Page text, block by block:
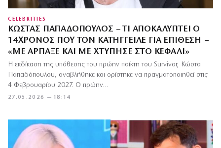
CELEBRITIES
ΚΏΣΤΑΣ ΠΑΠΑΔΌΠΟΥΛΟΣ – ΤΙ ΑΠΟΚΑΛΎΠΤΕΙ Ο
14ΧΡΟΝΟΣ ΠΟΥ ΤΟΝ ΚΑΤΉΓΓΕΙΛΕ ΓΙΑ ΕΠΊΘΕΣΗ –
«ΜΕ ΆΡΠΑΞΕ ΚΑΙ ΜΕ ΧΤΎΠΗΣΕ ΣΤΟ ΚΕΦΆΛΙ»
27.05.2026 — 18:14
Η εκδίκαση της υπόθεσης του πρώην παίκτη του Survivor, Κώστα
Παπαδόπουλου, αναβλήθηκε και ορίστηκε να πραγματοποιηθεί στις
4 Φεβρουαρίου 2027. Ο πρώην…